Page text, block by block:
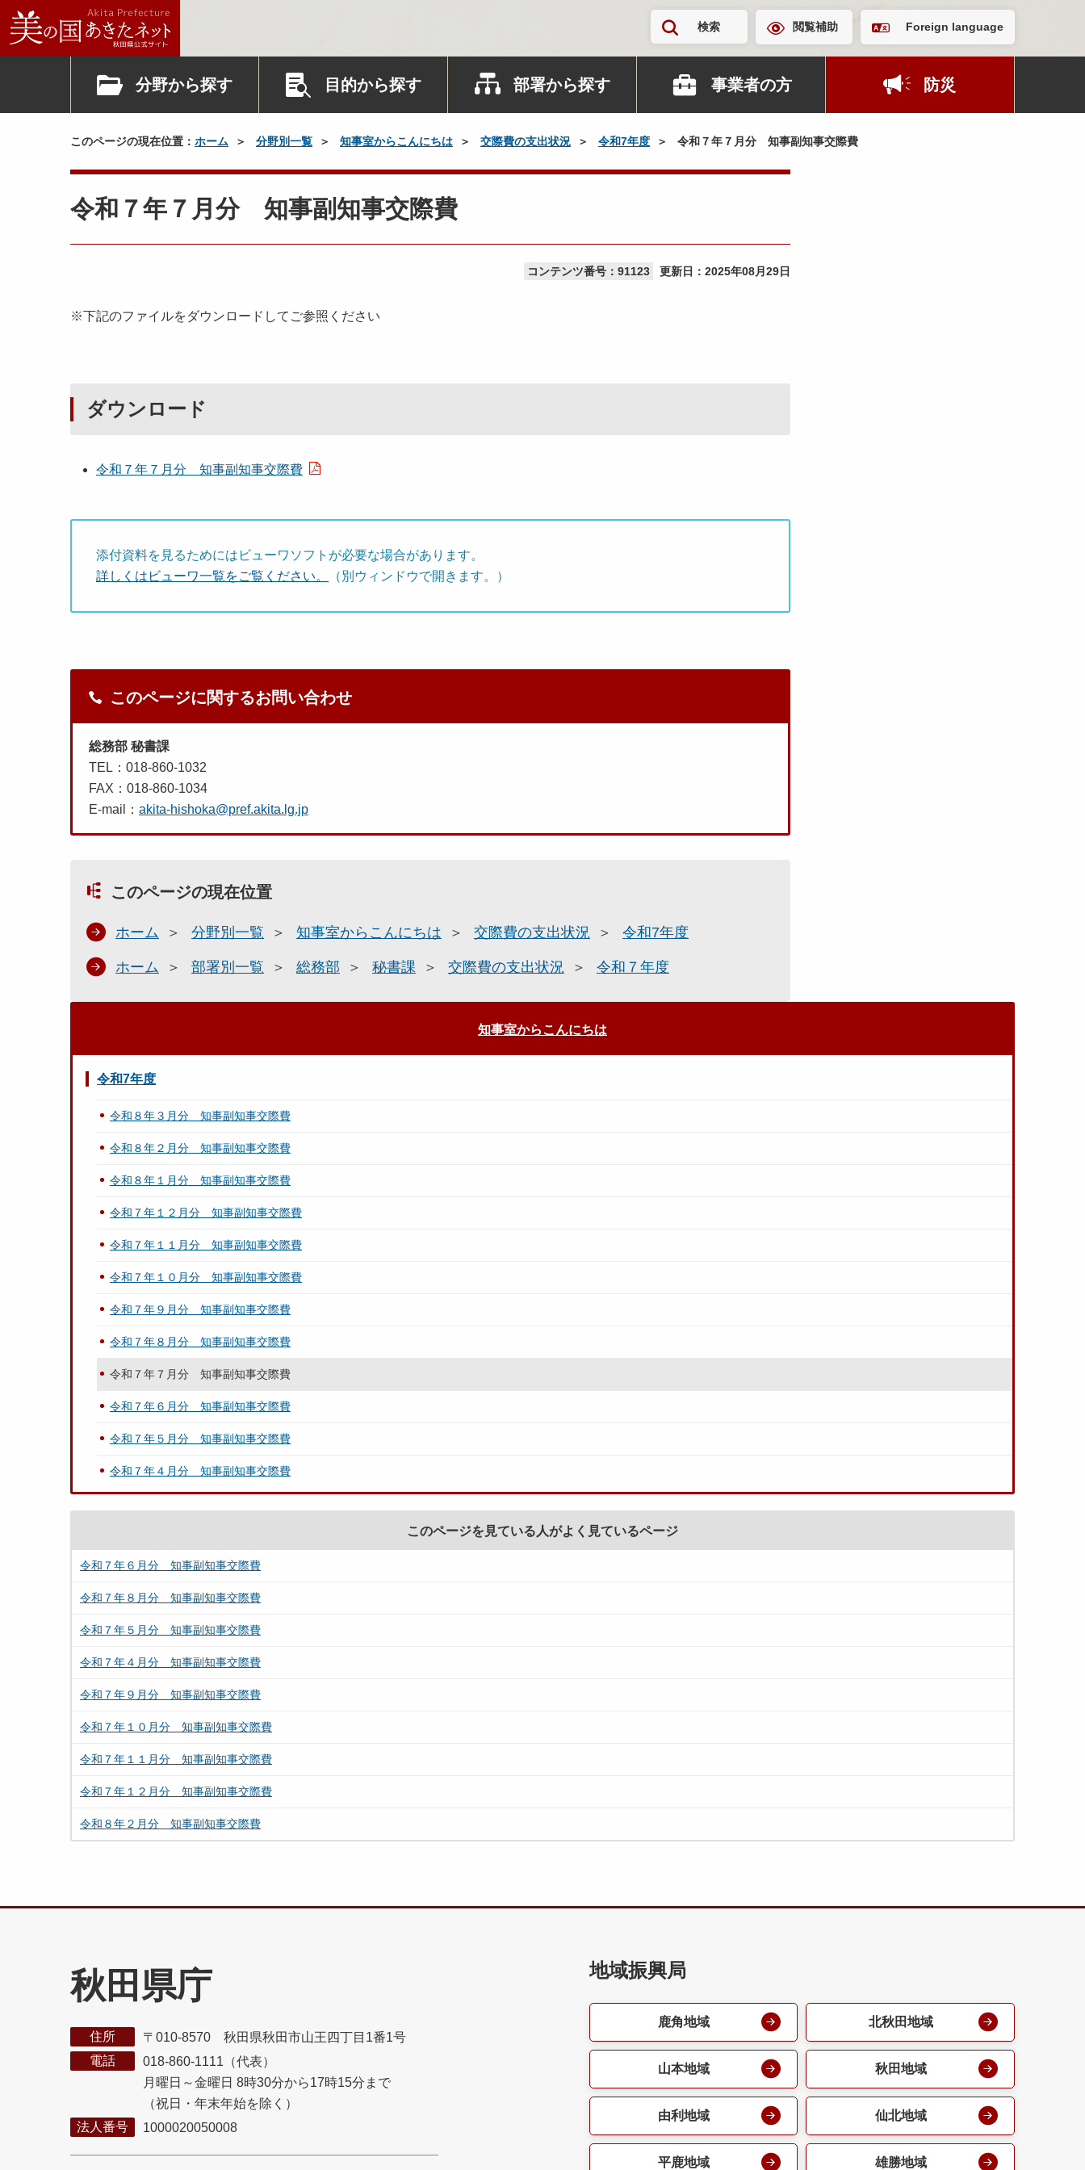
検索 閲覧補助 Foreign language
分野から探す 目的から探す 部署から探す 事業者の方 防災
このページの現在位置： ホーム 分野別一覧 知事室からこんにちは 交際費の支出状況 令和7年度 令和７年７月分 知事副知事交際費
令和７年７月分 知事副知事交際費
コンテンツ番号：91123 更新日： 2025年08月29日
※下記のファイルをダウンロードしてご参照ください
ダウンロード
令和７年７月分 知事副知事交際費
添付資料を見るためにはビューワソフトが必要な場合があります。
詳しくはビューワ一覧をご覧ください。
（別ウィンドウで開きます。）
このページに関するお問い合わせ
総務部 秘書課
TEL：018-860-1032
FAX：018-860-1034
E-mail： akita-hishoka@pref.akita.lg.jp
このページの現在位置
ホーム 分野別一覧 知事室からこんにちは 交際費の支出状況 令和7年度
ホーム 部署別一覧 総務部 秘書課 交際費の支出状況 令和７年度
知事室からこんにちは
令和7年度
令和８年３月分 知事副知事交際費
令和８年２月分 知事副知事交際費
令和８年１月分 知事副知事交際費
令和７年１２月分 知事副知事交際費
令和７年１１月分 知事副知事交際費
令和７年１０月分 知事副知事交際費
令和７年９月分 知事副知事交際費
令和７年８月分 知事副知事交際費
令和７年７月分 知事副知事交際費
令和７年６月分 知事副知事交際費
令和７年５月分 知事副知事交際費
令和７年４月分 知事副知事交際費
このページを見ている人がよく見ているページ
令和７年６月分 知事副知事交際費
令和７年８月分 知事副知事交際費
令和７年５月分 知事副知事交際費
令和７年４月分 知事副知事交際費
令和７年９月分 知事副知事交際費
令和７年１０月分 知事副知事交際費
令和７年１１月分 知事副知事交際費
令和７年１２月分 知事副知事交際費
令和８年２月分 知事副知事交際費
秋田県庁
住所
〒010-8570 秋田県秋田市山王四丁目1番1号
電話
018-860-1111（代表）
月曜日～金曜日 8時30分から17時15分まで
（祝日・年末年始を除く）
法人番号
1000020050008
地域振興局
鹿角地域 北秋田地域
山本地域 秋田地域
由利地域 仙北地域
平鹿地域 雄勝地域